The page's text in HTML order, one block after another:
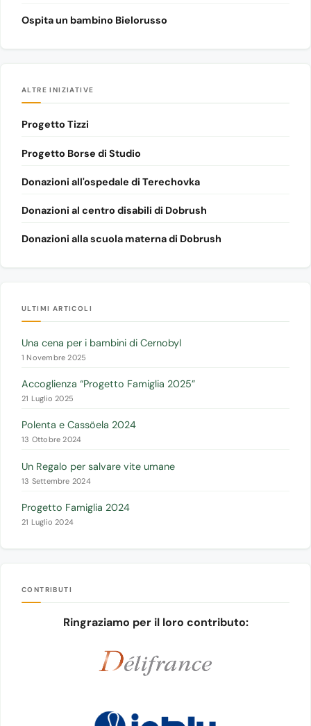
Ospita un bambino Bielorusso
ALTRE INIZIATIVE
Progetto Tizzi
Progetto Borse di Studio
Donazioni all'ospedale di Terechovka
Donazioni al centro disabili di Dobrush
Donazioni alla scuola materna di Dobrush
ULTIMI ARTICOLI
Una cena per i bambini di Cernobyl
1 Novembre 2025
Accoglienza “Progetto Famiglia 2025”
21 Luglio 2025
Polenta e Cassöela 2024
13 Ottobre 2024
Un Regalo per salvare vite umane
13 Settembre 2024
Progetto Famiglia 2024
21 Luglio 2024
CONTRIBUTI
Ringraziamo per il loro contributo: